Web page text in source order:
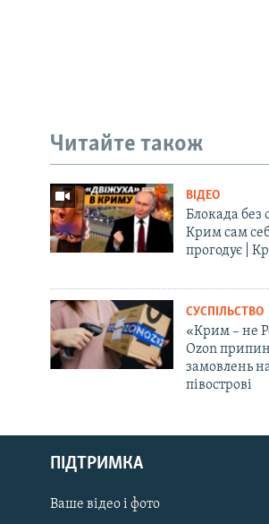
Русский
Qırımtatar
ДОЛУЧАЙСЯ!
Читайте також
ВІДЕО
Блокада без
Крим сам
прогодує |
СУСПІЛЬСТВО
«Крим – не
Ozon
замовлень
півострові
ПІДТРИМКА
Ваше відео і фото